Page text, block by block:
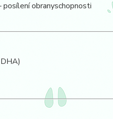
posílení obranyschopnosti